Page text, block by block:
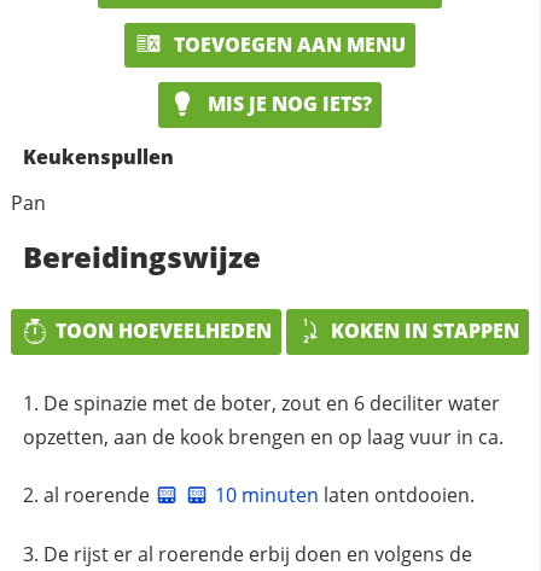
TOEVOEGEN AAN MENU
MIS JE NOG IETS?
Keukenspullen
Pan
Bereidingswijze
TOON HOEVEELHEDEN KOKEN IN STAPPEN
De spinazie met de boter, zout en 6 deciliter water
opzetten, aan de kook brengen en op laag vuur in ca.
al roerende 10 minuten laten ontdooien.
De rijst er al roerende erbij doen en volgens de